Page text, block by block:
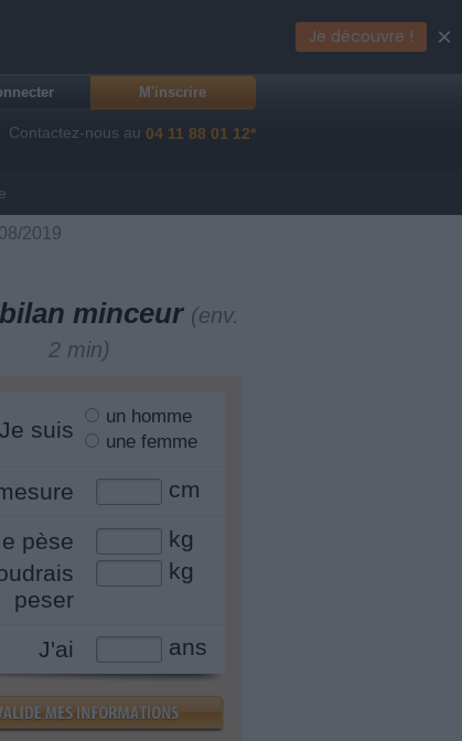
M'inscrire
Contactez-nous au 04 11 88 01 12*
2019
minceur (env.
2 min)
Je suis
un homme
une femme
cm
pèse
kg
peser
kg
J'ai ans
Je découvre ! ×